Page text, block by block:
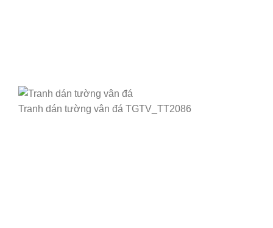
Tranh dán tường vân đá TGTV_TT2086